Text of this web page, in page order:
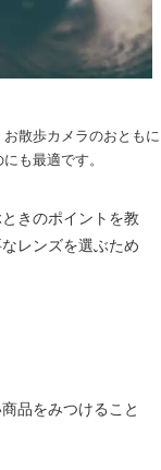
散歩カメラのおともに
も最適です。
きのポイントを教
レンズを選ぶため
品をみつけること